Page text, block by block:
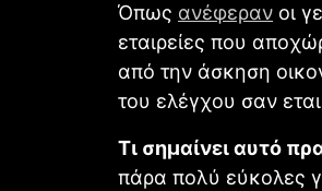
Όπως ανέφεραν οι
εταιρείες που
από την άσκηση
του ελέγχου σαν
Τι σημαίνει αυτό
πάρα πολύ εύκολες